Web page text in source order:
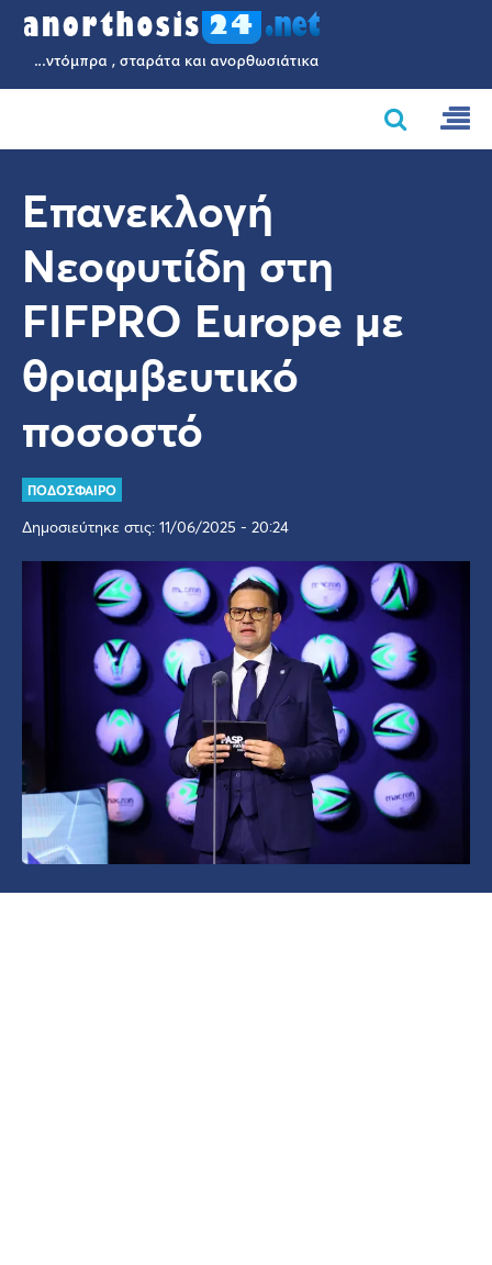
Επανεκλογή
Νεοφυτίδη στη
FIFPRO Europe με
θριαμβευτικό
ποσοστό
ΠΟΔΟΣΦΑΙΡΟ
Δημοσιεύτηκε στις: 11/06/2025 - 20:24